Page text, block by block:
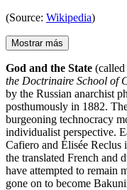
(Source: Wikipedia)
Mostrar más
God and the State
the Doctrinaire School of
by the Russian anarchist
posthumously in 1882.
burgeoning technocracy
individualist perspective.
Cafiero and Élisée Reclus
the translated French and
have attempted to remain
gone on to become